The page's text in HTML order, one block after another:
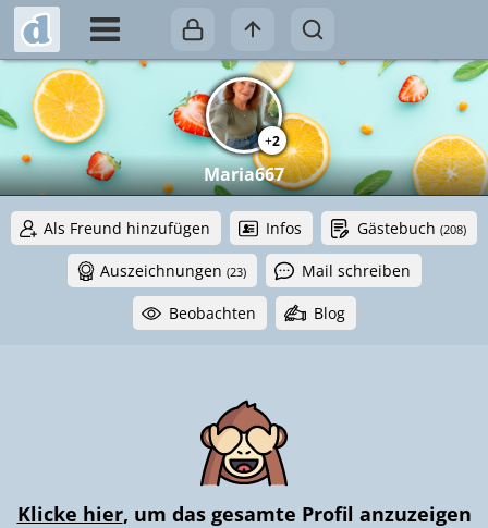
+2
Maria667
Als Freund hinzufügen Infos Gästebuch (208)
Auszeichnungen (23) Mail schreiben
Beobachten Blog
Klicke hier, um das gesamte Profil anzuzeigen